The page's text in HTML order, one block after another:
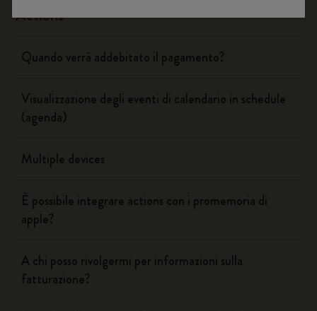
Actions
Quando verrà addebitato il pagamento?
Visualizzazione degli eventi di calendario in schedule
(agenda)
Multiple devices
È possibile integrare actions con i promemoria di
apple?
A chi posso rivolgermi per informazioni sulla
fatturazione?